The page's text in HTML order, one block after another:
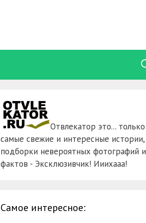
Отвлекатор это... только
самые свежие и интересные истории,
подборки невероятных фотографий и
фактов - Эксклюзивчик! Ииихааа!
Самое интересное: